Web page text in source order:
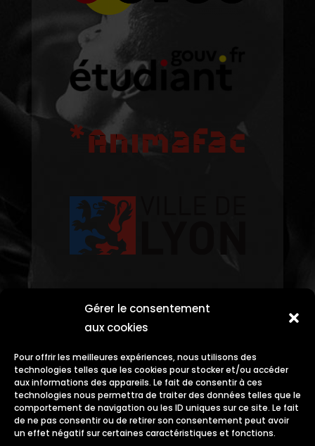
Gérer le consentement
aux cookies
Pour offrir les meilleures expériences, nous utilisons des
technologies telles que les cookies pour stocker et/ou accéder
aux informations des appareils. Le fait de consentir à ces
technologies nous permettra de traiter des données telles que le
comportement de navigation ou les ID uniques sur ce site. Le fait
de ne pas consentir ou de retirer son consentement peut avoir
un effet négatif sur certaines caractéristiques et fonctions.